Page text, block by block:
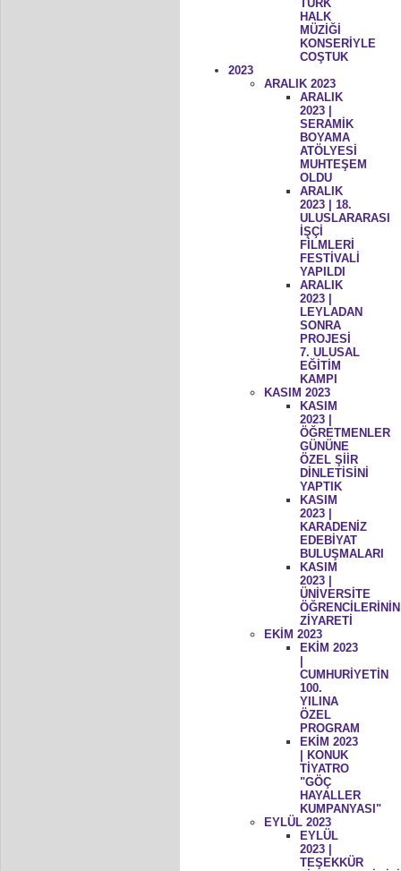
TÜRK
HALK
MÜZİĞİ
KONSERİYLE
COŞTUK
2023
ARALIK 2023
ARALIK
2023 |
SERAMİK
BOYAMA
ATÖLYESİ
MUHTEŞEM
OLDU
ARALIK
2023 | 18.
ULUSLARARASI
İŞÇİ
FİLMLERİ
FESTİVALİ
YAPILDI
ARALIK
2023 |
LEYLADAN
SONRA
PROJESİ
7. ULUSAL
EĞİTİM
KAMPI
KASIM 2023
KASIM
2023 |
ÖĞRETMENLER
GÜNÜNE
ÖZEL ŞİİR
DİNLETİSİNİ
YAPTIK
KASIM
2023 |
KARADENİZ
EDEBİYAT
BULUŞMALARI
KASIM
2023 |
ÜNİVERSİTE
ÖĞRENCİLERİNİN
ZİYARETİ
EKİM 2023
EKİM 2023
CUMHURİYETİN
100.
YILINA
ÖZEL
PROGRAM
EKİM 2023
| KONUK
TİYATRO
"GÖÇ
HAYALLER
KUMPANYASI"
EYLÜL 2023
EYLÜL
2023 |
TEŞEKKÜR